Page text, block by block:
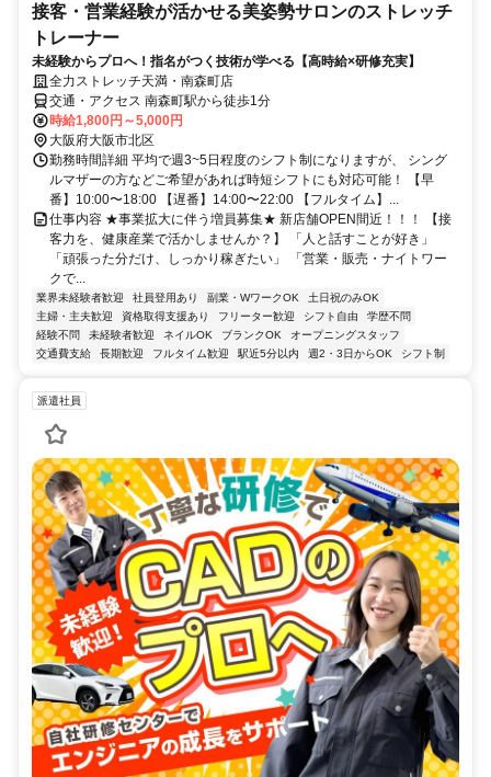
接客・営業経験が活かせる美姿勢サロンのストレッチ
トレーナー
未経験からプロへ！指名がつく技術が学べる【高時給×研修充実】
全力ストレッチ天満・南森町店
交通・アクセス 南森町駅から徒歩1分
時給1,800円～5,000円
大阪府大阪市北区
勤務時間詳細 平均で週3~5日程度のシフト制になりますが、 シング
ルマザーの方などご希望があれば時短シフトにも対応可能！ 【早
番】10:00〜18:00 【遅番】14:00〜22:00 【フルタイム】...
仕事内容 ★事業拡大に伴う増員募集★ 新店舗OPEN間近！！！ 【接
客力を、健康産業で活かしませんか？】 「人と話すことが好き」
「頑張った分だけ、しっかり稼ぎたい」 「営業・販売・ナイトワー
クで...
業界未経験者歓迎 社員登用あり 副業・WワークOK
土日祝のみOK
主婦・主夫歓迎
資格取得支援あり フリーター歓迎 シフト自由
学歴不問
経験不問
未経験者歓迎 ネイルOK ブランクOK
オープニングスタッフ
交通費支給
長期歓迎 フルタイム歓迎 駅近5分以内 週2・3日からOK シフト制
派遣社員